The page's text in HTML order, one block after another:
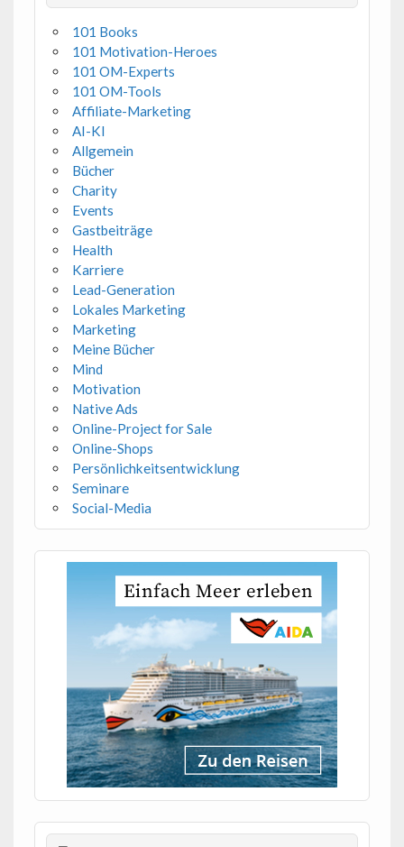
101 Books
101 Motivation-Heroes
101 OM-Experts
101 OM-Tools
Affiliate-Marketing
AI-KI
Allgemein
Bücher
Charity
Events
Gastbeiträge
Health
Karriere
Lead-Generation
Lokales Marketing
Marketing
Meine Bücher
Mind
Motivation
Native Ads
Online-Project for Sale
Online-Shops
Persönlichkeitsentwicklung
Seminare
Social-Media